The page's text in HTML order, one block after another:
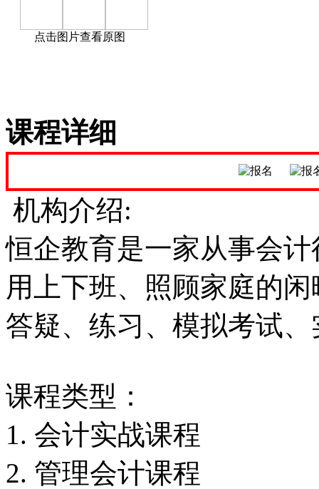
点击图片查看原图
课程详细
机构介绍:
恒企教育是一家从事会
用上下班、照顾家庭的
答疑、练习、模拟考试、
课程类型：
1. 会计实战课程
2. 管理会计课程